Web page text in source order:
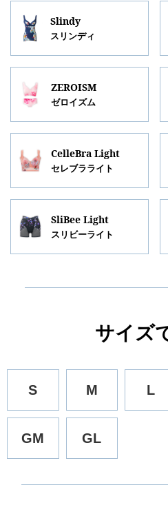
Slindy
スリンディ
ZEROISM
ゼロイズム
CelleBra Light
セレブラライト
SliBee Light
スリビーライト
サイズ
S M L
GM GL